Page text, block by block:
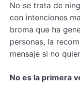
No se trata de
con intenciones
broma que ha
personas, la
mensaje si no
No es la primera